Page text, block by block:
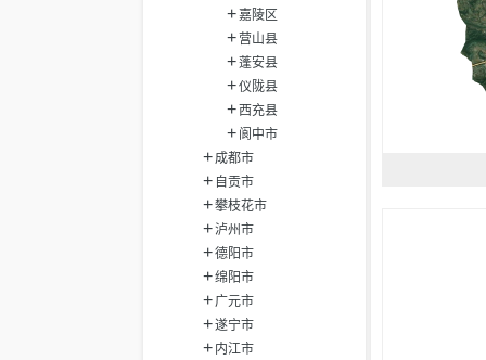
嘉陵区
营山县
蓬安县
仪陇县
西充县
阆中市
成都市
自贡市
攀枝花市
泸州市
德阳市
绵阳市
广元市
遂宁市
内江市